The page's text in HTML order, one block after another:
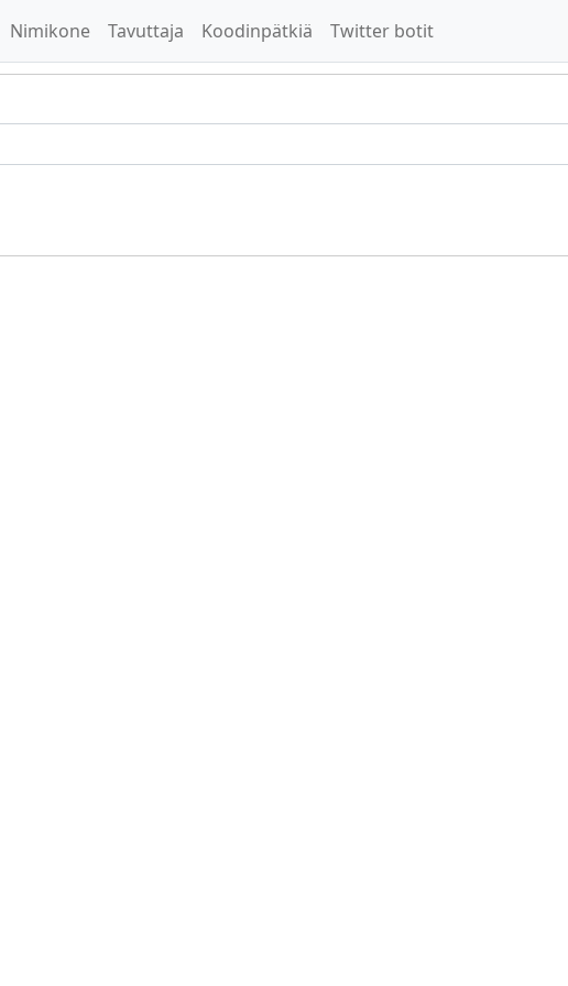
Nimikone Tavuttaja Koodinpätkiä Twitter botit